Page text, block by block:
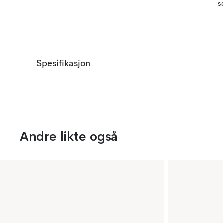
Spesifikasjon
Andre likte også